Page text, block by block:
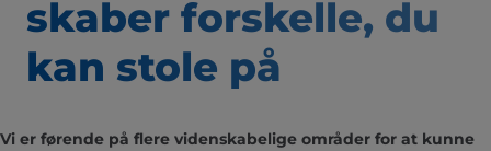
skaber forskelle, du
kan stole på
Vi er førende på flere videnskabelige områder for at kunne